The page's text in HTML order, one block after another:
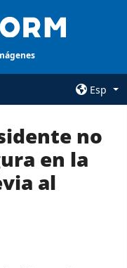
Esp
AGENCIA
sobre la agencia
no
en la
al